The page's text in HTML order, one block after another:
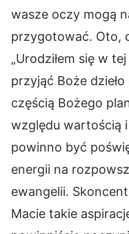
wasze oczy mogą
przygotować. Oto,
„Urodziłem się w
przyjąć Boże
częścią Bożego
względu wartością
powinno być
energii na
ewangelii.
Macie takie